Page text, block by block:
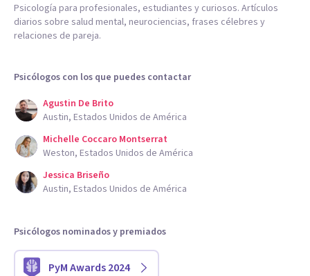
Psicología para profesionales, estudiantes y curiosos. Artículos
diarios sobre salud mental, neurociencias, frases célebres y
relaciones de pareja.
Psicólogos con los que puedes contactar
Agustin De Brito
Austin, Estados Unidos de América
Michelle Coccaro Montserrat
Weston, Estados Unidos de América
Jessica Briseño
Austin, Estados Unidos de América
Psicólogos nominados y premiados
PyM Awards 2024